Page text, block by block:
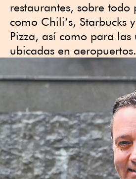
restaurantes, sobre todo
como Chili’s, Starbucks
Pizza, así como para las
ubicadas en aeropuertos.